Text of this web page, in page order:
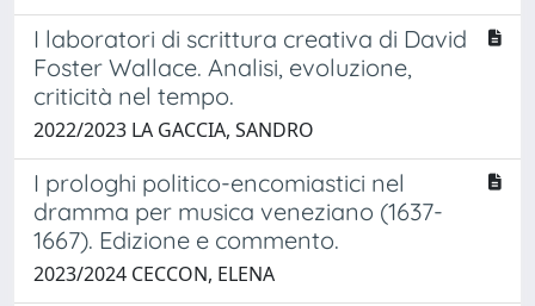
I laboratori di scrittura creativa di David
Foster Wallace. Analisi, evoluzione,
criticità nel tempo.
2022/2023 LA GACCIA, SANDRO
I prologhi politico-encomiastici nel
dramma per musica veneziano (1637-
1667). Edizione e commento.
2023/2024 CECCON, ELENA